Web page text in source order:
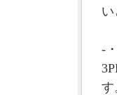
-
す